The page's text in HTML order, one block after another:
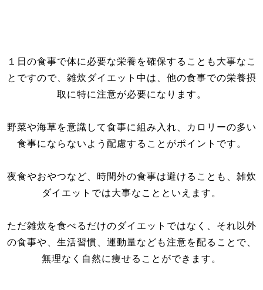
１日の食事で体に必要な栄養を確保することも大事なこ
とですので、雑炊ダイエット中は、他の食事での栄養摂
取に特に注意が必要になります。
野菜や海草を意識して食事に組み入れ、カロリーの多い
食事にならないよう配慮することがポイントです。
夜食やおやつなど、時間外の食事は避けることも、雑炊
ダイエットでは大事なことといえます。
ただ雑炊を食べるだけのダイエットではなく、それ以外
の食事や、生活習慣、運動量なども注意を配ることで、
無理なく自然に痩せることができます。